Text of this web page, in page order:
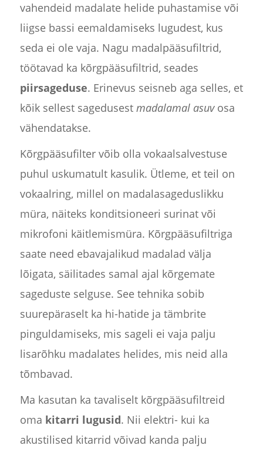
vahendeid madalate helide puhastamise või
liigse bassi eemaldamiseks lugudest, kus
seda ei ole vaja. Nagu madalpääsufiltrid,
töötavad ka kõrgpääsufiltrid, seades
piirsageduse. Erinevus seisneb aga selles, et
kõik sellest sagedusest madalamal asuvosa
vähendatakse.
Kõrgpääsufilter võib olla vokaalsalvestuse
puhul uskumatult kasulik. Ütleme, et teil on
vokaalring, millel on madalasageduslikku
müra, näiteks konditsioneeri surinat või
mikrofoni käitlemismüra. Kõrgpääsufiltriga
saate need ebavajalikud madalad välja
lõigata, säilitades samal ajal kõrgemate
sageduste selguse. See tehnika sobib
suurepäraselt ka hi-hatide ja tämbrite
pinguldamiseks, mis sageli ei vaja palju
lisarõhku madalates helides, mis neid alla
tõmbavad.
Ma kasutan ka tavaliselt kõrgpääsufiltreid
oma kitarri lugusid. Nii elektri- kui ka
akustilised kitarrid võivad kanda palju